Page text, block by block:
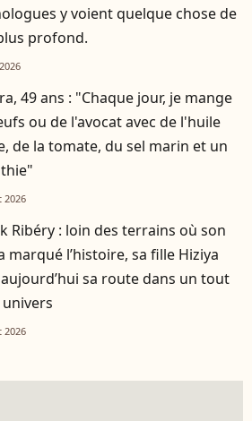
y voient quelque chose de
profond.
49 ans : "Chaque jour, je mange
ou de l'avocat avec de l'huile
de la tomate, du sel marin et un
2026
Ribéry : loin des terrains où son
marqué l’histoire, sa fille Hiziya
sa route dans un tout
2026